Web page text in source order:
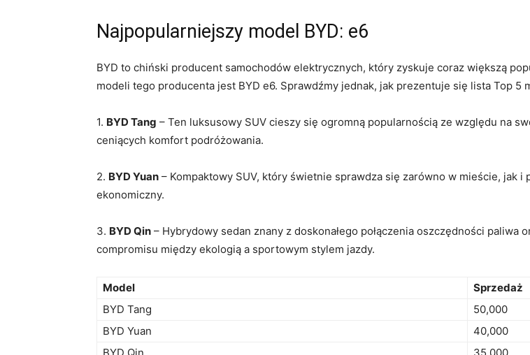
Najpopularniejszy model BYD: ​e6
BYD to chiński producent samochodów elektrycznych, który zyskuje coraz większą
modeli tego⁤ producenta jest BYD e6. Sprawdźmy jednak, jak prezentuje się lista Top 5
1. BYD Tang – Ten ⁤luksusowy SUV cieszy się ogromną popularnością ze ⁤względu na
ceniących komfort podróżowania.
2. BYD Yuan – Kompaktowy SUV, który świetnie sprawdza się zarówno w mieście, jak
ekonomiczny.
3. BYD Qin – Hybrydowy sedan znany z doskonałego połączenia oszczędności
compromisu między ekologią a sportowym stylem jazdy.
Model
Sprzedaż
BYD Tang
50,000
BYD Yuan
40,000